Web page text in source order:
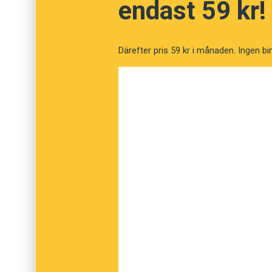
Stenmarks termer, beskriver det ofta
endast 59 kr!
Därefter pris 59 kr i månaden. Ingen